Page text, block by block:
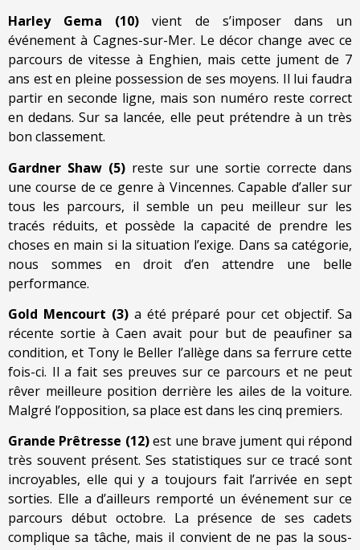
Harley Gema (10)vient de s’imposer dans un
événement à Cagnes-sur-Mer. Le décor change avec ce
parcours de vitesse à Enghien, mais cette jument de 7
ans est en pleine possession de ses moyens. Il lui faudra
partir en seconde ligne, mais son numéro reste correct
en dedans. Sur sa lancée, elle peut prétendre à un très
bon classement.
Gardner Shaw (5) reste sur une sortie correcte dans
une course de ce genre à Vincennes. Capable d’aller sur
tous les parcours, il semble un peu meilleur sur les
tracés réduits, et possède la capacité de prendre les
choses en main si la situation l’exige. Dans sa catégorie,
nous sommes en droit d’en attendre une belle
performance.
Gold Mencourt (3)a été préparé pour cet objectif. Sa
récente sortie à Caen avait pour but de peaufiner sa
condition, et Tony le Beller l’allège dans sa ferrure cette
fois-ci. Il a fait ses preuves sur ce parcours et ne peut
rêver meilleure position derrière les ailes de la voiture.
Malgré l’opposition, sa place est dans les cinq premiers.
Grande Prêtresse (12)est une brave jument qui répond
très souvent présent. Ses statistiques sur ce tracé sont
incroyables, elle qui y a toujours fait l’arrivée en sept
sorties. Elle a d’ailleurs remporté un événement sur ce
parcours début octobre. La présence de ses cadets
complique sa tâche, mais il convient de ne pas la sous-